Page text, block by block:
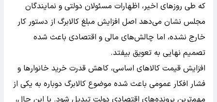
که طی روزهای اخیر، اظهارات مسئولان دولتی و نمایندگان
مجلس نشان می‌دهد اصل افزایش مبلغ کالابرگ از دستور کار
خارج نشده، اما چالش‌های مالی و اقتصادی باعث شده
تصمیم نهایی به تعویق بیفتد.
افزایش قیمت کالاهای اساسی، کاهش قدرت خرید خانوارها و
فشار افکار عمومی باعث شده موضوع کالابرگ دوباره به یکی از
مهم‌ترین پرونده‌های اقتصادی دولت تبدیل شود. با این حال،